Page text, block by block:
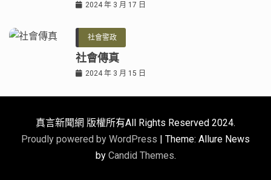
2024 年 3 月 17 日
社會警政
社會傳真
2024 年 3 月 15 日
真言新聞網 版權所有All Rights Reserved 2024.
Proudly powered by WordPress | Theme: Allure News
by Candid Themes.